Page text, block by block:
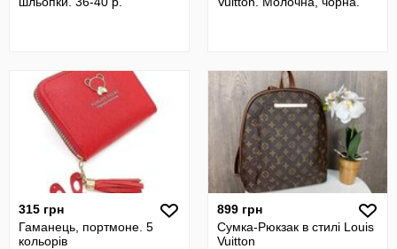
315 грн
Гаманець, портмоне. 5
кольорів
899 грн
Сумка-Рюкзак в стилі Louis
Vuitton